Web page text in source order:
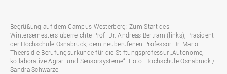
Begrüßung auf dem Campus Westerberg: Zum Start des
Wintersemesters überreichte Prof. Dr. Andreas Bertram (links), Präsident
der Hochschule Osnabrück, dem neuberufenen Professor Dr. Mario
Theers die Berufungsurkunde für die Stiftungsprofessur „Autonome,
kollaborative Agrar- und Sensorsysteme“. Foto: Hochschule Osnabrück /
Sandra Schwarze